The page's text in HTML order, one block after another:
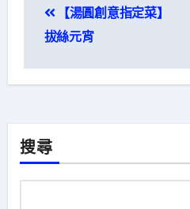
章
覽
【湯圓創意指定菜】
拔絲元宵
搜尋